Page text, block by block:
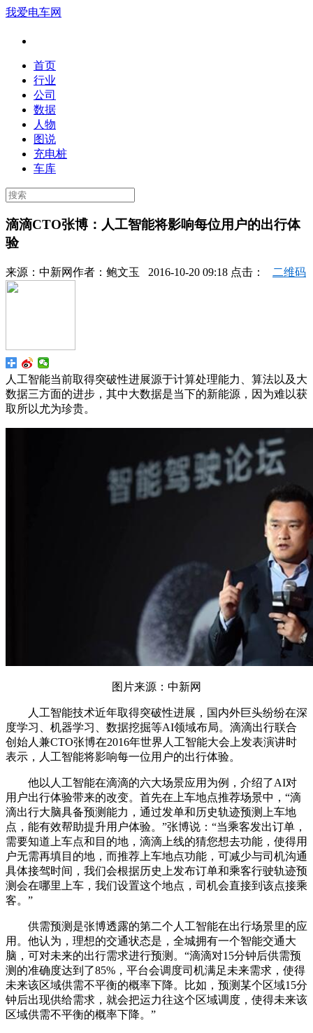
我爱电车网
首页
行业
公司
数据
人物
图说
充电桩
车库
滴滴CTO张博：人工智能将影响每位用户的出行体
验
来源： 中新网作者： 鲍文玉 2016-10-20 09:18 点击： 二维码
人工智能当前取得突破性进展源于计算处理能力、算法以及大
数据三方面的进步，其中大数据是当下的新能源，因为难以获
取所以尤为珍贵。
图片来源：中新网
人工智能技术近年取得突破性进展，国内外巨头纷纷在深
度学习、机器学习、数据挖掘等AI领域布局。滴滴出行联合
创始人兼CTO张博在2016年世界人工智能大会上发表演讲时
表示，人工智能将影响每一位用户的出行体验。
他以人工智能在滴滴的六大场景应用为例，介绍了AI对
用户出行体验带来的改变。首先在上车地点推荐场景中，“滴
滴出行大脑具备预测能力，通过发单和历史轨迹预测上车地
点，能有效帮助提升用户体验。”张博说：“当乘客发出订单，
需要知道上车点和目的地，滴滴上线的猜您想去功能，使得用
户无需再填目的地，而推荐上车地点功能，可减少与司机沟通
具体接驾时间，我们会根据历史上发布订单和乘客行驶轨迹预
测会在哪里上车，我们设置这个地点，司机会直接到该点接乘
客。”
供需预测是张博透露的第二个人工智能在出行场景里的应
用。他认为，理想的交通状态是，全城拥有一个智能交通大
脑，可对未来的出行需求进行预测。“滴滴对15分钟后供需预
测的准确度达到了85%，平台会调度司机满足未来需求，使得
未来该区域供需不平衡的概率下降。比如，预测某个区域15分
钟后出现供给需求，就会把运力往这个区域调度，使得未来该
区域供需不平衡的概率下降。”